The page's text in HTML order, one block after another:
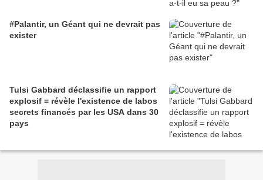
#Palantir, un Géant qui ne devrait pas
exister
Tulsi Gabbard déclassifie un rapport
explosif = révèle l'existence de labos
secrets financés par les USA dans 30
pays